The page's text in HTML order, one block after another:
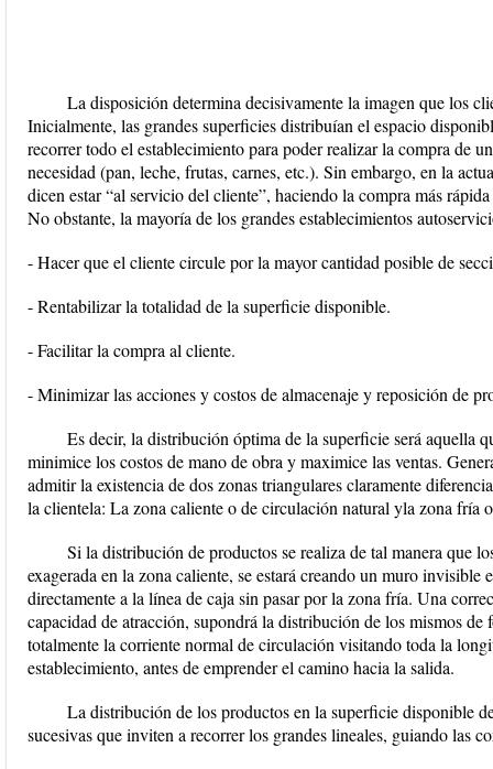
La disposición determina decisivamente la imagen que los
Inicialmente, las grandes superficies distribuían el espacio
recorrer todo el establecimiento para poder realizar la compra de
necesidad (pan, leche, frutas, carnes, etc.). Sin embargo, en la
dicen estar “al servicio del cliente”, haciendo la compra más
No obstante, la mayoría de los grandes establecimientos
- Hacer que el cliente circule por la mayor cantidad posible de
- Rentabilizar la totalidad de la superficie disponible.
- Facilitar la compra al cliente.
- Minimizar las acciones y costos de almacenaje y reposición de
Es decir, la distribución óptima de la superficie será aquella
minimice los costos de mano de obra y maximice las ventas.
admitir la existencia de dos zonas triangulares claramente
la clientela: La zona caliente o de circulación natural yla zona fría
Si la distribución de productos se realiza de tal manera que
exagerada en la zona caliente, se estará creando un muro
directamente a la línea de caja sin pasar por la zona fría. Una
capacidad de atracción, supondrá la distribución de los mismos
totalmente la corriente normal de circulación visitando toda la
establecimiento, antes de emprender el camino hacia la salida.
La distribución de los productos en la superficie disponible
sucesivas que inviten a recorrer los grandes lineales, guiando las